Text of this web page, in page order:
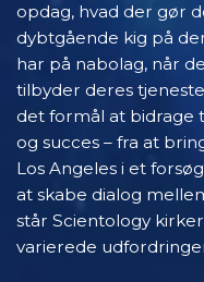
opdag, hvad der gør
dybtgående kig på
har på nabolag, når
tilbyder deres
det formål at bidrage
og succes – fra at
Los Angeles i et
at skabe dialog
står Scientology
varierede